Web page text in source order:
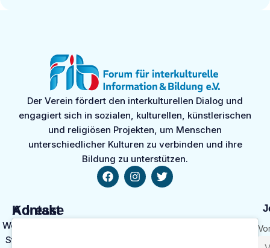
Der Verein fördert den interkulturellen Dialog und
engagiert sich in sozialen, kulturellen, künstlerischen
und religiösen Projekten, um Menschen
unterschiedlicher Kulturen zu verbinden und ihre
Bildung zu unterstützen.
Kontakt
Weseler
Str. 1A,
Adresse